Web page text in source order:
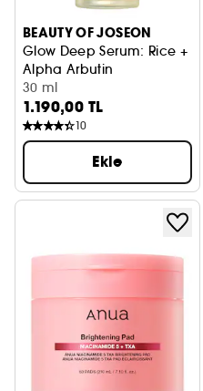
BEAUTY OF JOSEON
Glow Deep Serum: Rice +
Alpha Arbutin
Işıltılı ve eşit cilt tonu
30 ml
1.190,00 TL
10
Ekle